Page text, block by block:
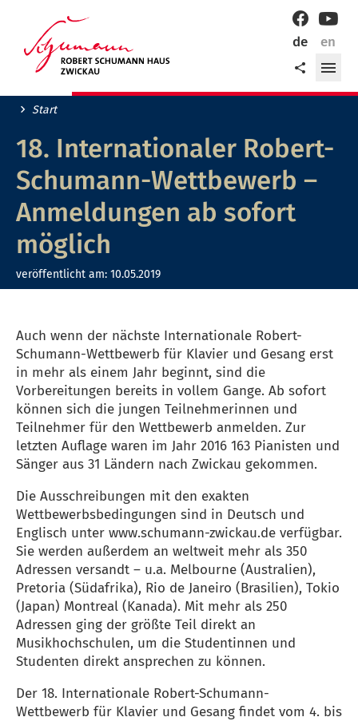
Stadt
de
en
Teilen
Facebook
Start
18. Internationaler Robert-
Schumann-Wettbewerb –
Anmeldungen ab sofort
möglich
veröffentlicht am: 10.05.2019
Auch wenn der nächste Internationale Robert-
Schumann-Wettbewerb für Klavier und Gesang erst
in mehr als einem Jahr beginnt, sind die
Vorbereitungen bereits in vollem Gange. Ab sofort
können sich die jungen Teilnehmerinnen und
Teilnehmer für den Wettbewerb anmelden. Zur
letzten Auflage waren im Jahr 2016 163 Pianisten und
Sänger aus 31 Ländern nach Zwickau gekommen.
Die Ausschreibungen mit den exakten
Wettbewerbsbedingungen sind in Deutsch und
Englisch unter www.schumann-zwickau.de verfügbar.
Sie werden außerdem an weltweit mehr als 350
Adressen versandt – u.a. Melbourne (Australien),
Pretoria (Südafrika), Rio de Janeiro (Brasilien), Tokio
(Japan) Montreal (Kanada). Mit mehr als 250
Adressen ging der größte Teil direkt an
Musikhochschulen, um die Studentinnen und
Studenten direkt ansprechen zu können.
Der 18. Internationale Robert-Schumann-
Wettbewerb für Klavier und Gesang findet vom 4. bis